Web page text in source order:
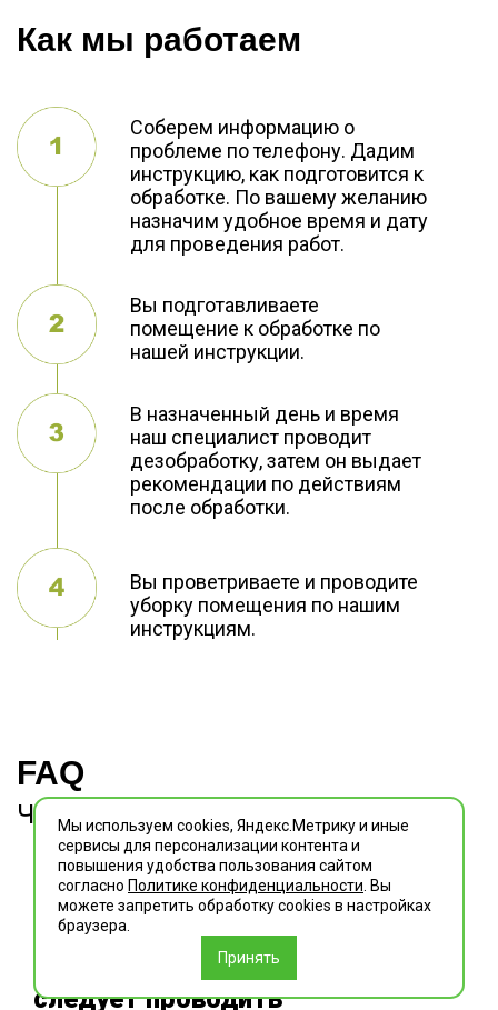
Как мы работаем
Соберем информацию о
проблеме по телефону. Дадим
инструкцию, как подготовится к
обработке. По вашему желанию
назначим удобное время и дату
для проведения работ.
Вы подготавливаете
помещение к обработке по
нашей инструкции.
В назначенный день и время
наш специалист проводит
дезобработку, затем он выдает
рекомендации по действиям
после обработки.
Вы проветриваете и проводите
уборку помещения по нашим
инструкциям.
FAQ
Часто задаваемые вопросы
Насколько часто
следует проводить
Мы используем cookies, Яндекс.Метрику и иные
сервисы для персонализации контента и
повышения удобства пользования сайтом
согласно Политике конфиденциальности . Вы
можете запретить обработку сookies в настройках
браузера.
Принять